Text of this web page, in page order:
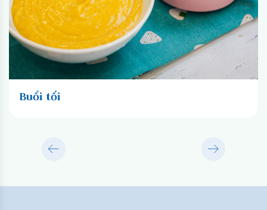
Buổi tối